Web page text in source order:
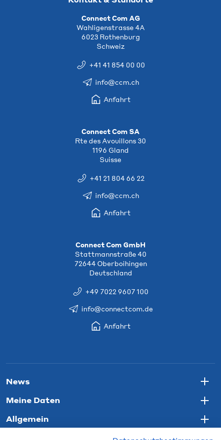
Connect Com AG
Wahligenstrasse 4A
6023 Rothenburg
Schweiz
+41 41 854 00 00
info@ccm.ch
Anfahrt
Connect Com SA
Rte des Avouillons 30
1196 Gland
Suisse
+41 21 804 66 22
info@ccm.ch
Anfahrt
Connect Com GmbH
Stattmannstraße 40
72644 Oberboihingen
Deutschland
+49 7022 9607 100
info@connectcom.de
Anfahrt
News
Meine Daten
Allgemein